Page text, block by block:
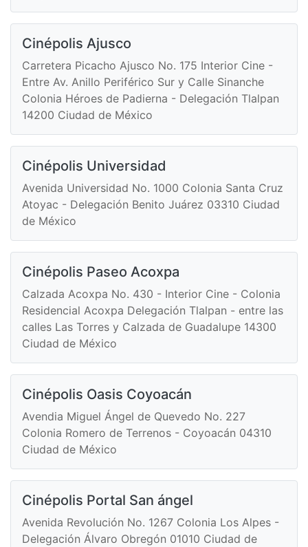
Cinépolis Ajusco
Carretera Picacho Ajusco No. 175 Interior Cine -
Entre Av. Anillo Periférico Sur y Calle Sinanche
Colonia Héroes de Padierna - Delegación Tlalpan
14200 Ciudad de México
Cinépolis Universidad
Avenida Universidad No. 1000 Colonia Santa Cruz
Atoyac - Delegación Benito Juárez 03310 Ciudad
de México
Cinépolis Paseo Acoxpa
Calzada Acoxpa No. 430 - Interior Cine - Colonia
Residencial Acoxpa Delegación Tlalpan - entre las
calles Las Torres y Calzada de Guadalupe 14300
Ciudad de México
Cinépolis Oasis Coyoacán
Avendia Miguel Ángel de Quevedo No. 227
Colonia Romero de Terrenos - Coyoacán 04310
Ciudad de México
Cinépolis Portal San ángel
Avenida Revolución No. 1267 Colonia Los Alpes -
Delegación Álvaro Obregón 01010 Ciudad de